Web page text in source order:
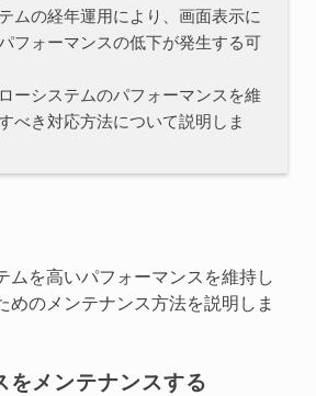
ムの経年運用により、画面表示に
フォーマンスの低下が発生する可
ーシステムのパフォーマンスを維
べき対応方法について説明しま
ムを高いパフォーマンスを維持し
めのメンテナンス方法を説明しま
をメンテナンスする